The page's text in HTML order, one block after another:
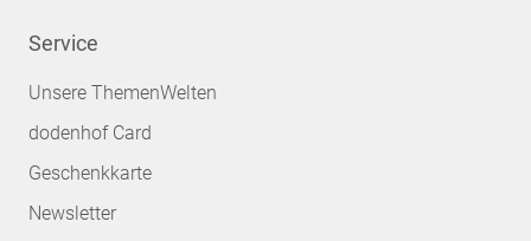
Service
Unsere ThemenWelten
dodenhof Card
Geschenkkarte
Newsletter